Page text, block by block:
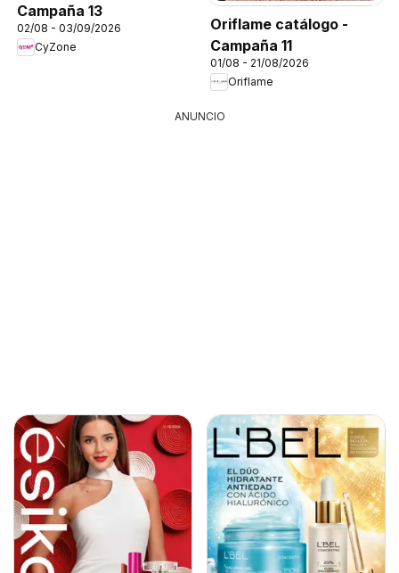
Campaña 13
02/08 - 03/09/2026
CyZone
Oriflame catálogo -
Campaña 11
01/08 - 21/08/2026
Oriflame
ANUNCIO